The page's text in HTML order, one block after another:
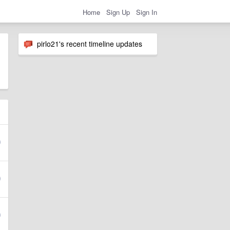
Home Sign Up Sign In
pirlo21's recent timeline updates